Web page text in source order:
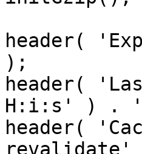
header(
);
header(
H:i:s' ) . '
header(
revalidate'